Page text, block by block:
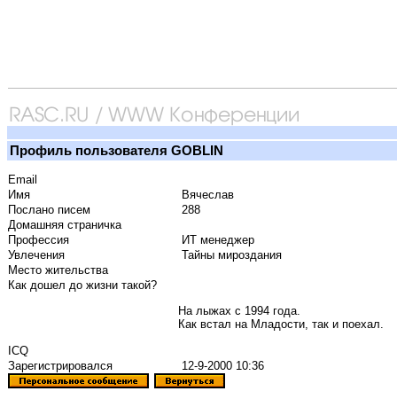
Профиль пользователя GOBLIN
Email
Имя
Вячеслав
Послано писем
288
Домашняя страничка
Профессия
ИТ менеджер
Увлечения
Тайны мироздания
Место жительства
Как дошел до жизни такой?
На лыжах с 1994 года.
Как встал на Младости, так и поехал.
ICQ
Зарегистрировался
12-9-2000 10:36